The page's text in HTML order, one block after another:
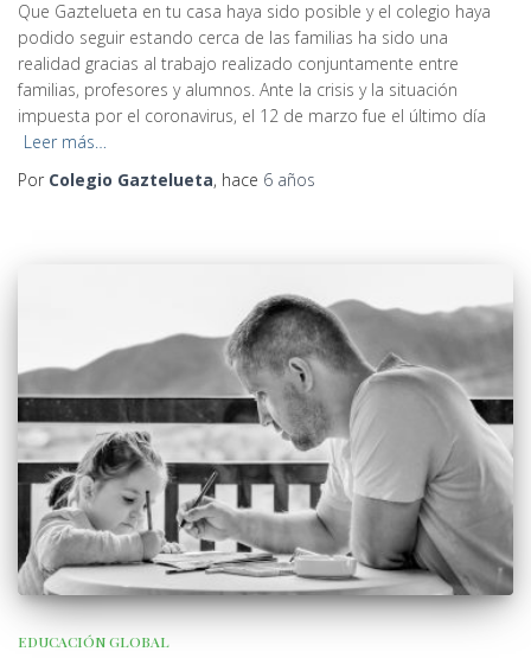
Que Gaztelueta en tu casa haya sido posible y el colegio haya
podido seguir estando cerca de las familias ha sido una
realidad gracias al trabajo realizado conjuntamente entre
familias, profesores y alumnos. Ante la crisis y la situación
impuesta por el coronavirus, el 12 de marzo fue el último día
Leer más…
Por Colegio Gaztelueta, hace 6 años
EDUCACIÓN GLOBAL